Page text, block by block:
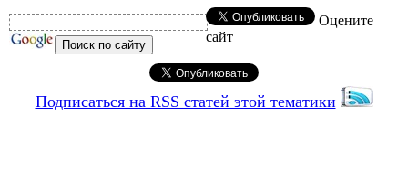
Оцените
сайт
Подписаться на RSS статей этой тематики